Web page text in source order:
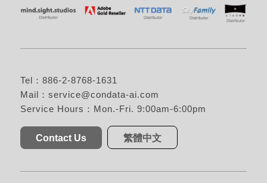
Tel：886-2-8768-1631
Mail： service@condata-ai.com
Service Hours：Mon.-Fri. 9:00am-6:00pm
Contact Us 繁體中文